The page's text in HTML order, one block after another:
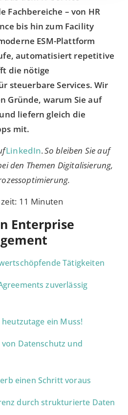
Fachbereiche – von HR
bis hin zum Facility
ESM-Plattform
automatisiert repetitive
die nötige
steuerbare Services. Wir
Gründe, warum Sie auf
liefern gleich die
mit.
LinkedIn.So bleiben Sie auf
den Themen Digitalisierung,
11 Minuten
Enterprise
Tätigkeiten
zuverlässig
heutzutage ein Muss!
Datenschutz und
einen Schritt voraus
durch strukturierte Daten